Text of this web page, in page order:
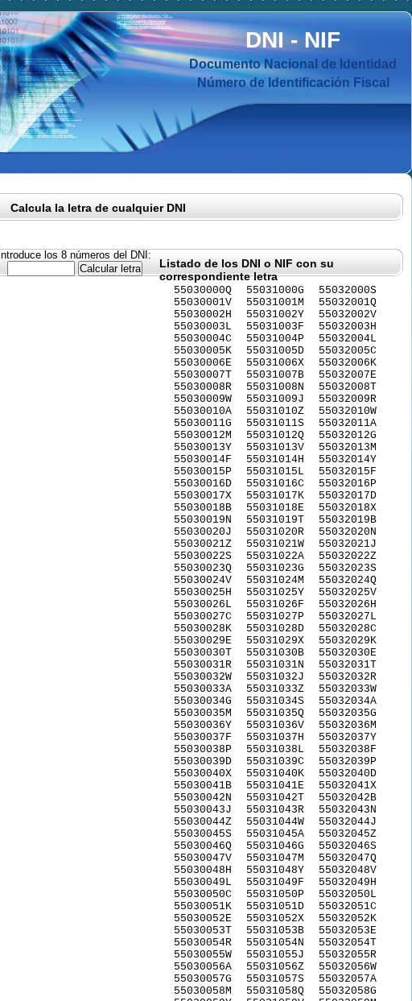
DNI-NIF
Documento Nacional de Identidad
Número de Identificación Fiscal
Calcula la letra de cualquier DNI
Introduce los 8 números del DNI:
Listado de los DNI o NIF con su
correspondiente letra
55030000Q
55030001V
55030002H
55030003L
55030004C
55030005K
55030006E
55030007T
55030008R
55030009W
55030010A
55030011G
55030012M
55030013Y
55030014F
55030015P
55030016D
55030017X
55030018B
55030019N
55030020J
55030021Z
55030022S
55030023Q
55030024V
55030025H
55030026L
55030027C
55030028K
55030029E
55030030T
55030031R
55030032W
55030033A
55030034G
55030035M
55030036Y
55030037F
55030038P
55030039D
55030040X
55030041B
55030042N
55030043J
55030044Z
55030045S
55030046Q
55030047V
55030048H
55030049L
55030050C
55030051K
55030052E
55030053T
55030054R
55030055W
55030056A
55030057G
55030058M
55031000G
55031001M
55031002Y
55031003F
55031004P
55031005D
55031006X
55031007B
55031008N
55031009J
55031010Z
55031011S
55031012Q
55031013V
55031014H
55031015L
55031016C
55031017K
55031018E
55031019T
55031020R
55031021W
55031022A
55031023G
55031024M
55031025Y
55031026F
55031027P
55031028D
55031029X
55031030B
55031031N
55031032J
55031033Z
55031034S
55031035Q
55031036V
55031037H
55031038L
55031039C
55031040K
55031041E
55031042T
55031043R
55031044W
55031045A
55031046G
55031047M
55031048Y
55031049F
55031050P
55031051D
55031052X
55031053B
55031054N
55031055J
55031056Z
55031057S
55031058Q
55032000S
55032001Q
55032002V
55032003H
55032004L
55032005C
55032006K
55032007E
55032008T
55032009R
55032010W
55032011A
55032012G
55032013M
55032014Y
55032015F
55032016P
55032017D
55032018X
55032019B
55032020N
55032021J
55032022Z
55032023S
55032024Q
55032025V
55032026H
55032027L
55032028C
55032029K
55032030E
55032031T
55032032R
55032033W
55032034A
55032035G
55032036M
55032037Y
55032038F
55032039P
55032040D
55032041X
55032042B
55032043N
55032044J
55032045Z
55032046S
55032047Q
55032048V
55032049H
55032050L
55032051C
55032052K
55032053E
55032054T
55032055R
55032056W
55032057A
55032058G